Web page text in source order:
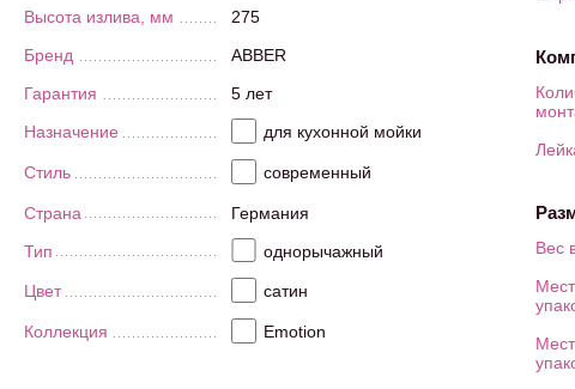
Высота излива, мм
275
Бренд
ABBER
Гарантия
5 лет
Назначение
для кухонной мойки
Стиль современный
Страна
Германия
Тип
однорычажный
Цвет сатин
Коллекция Emotion
Вес